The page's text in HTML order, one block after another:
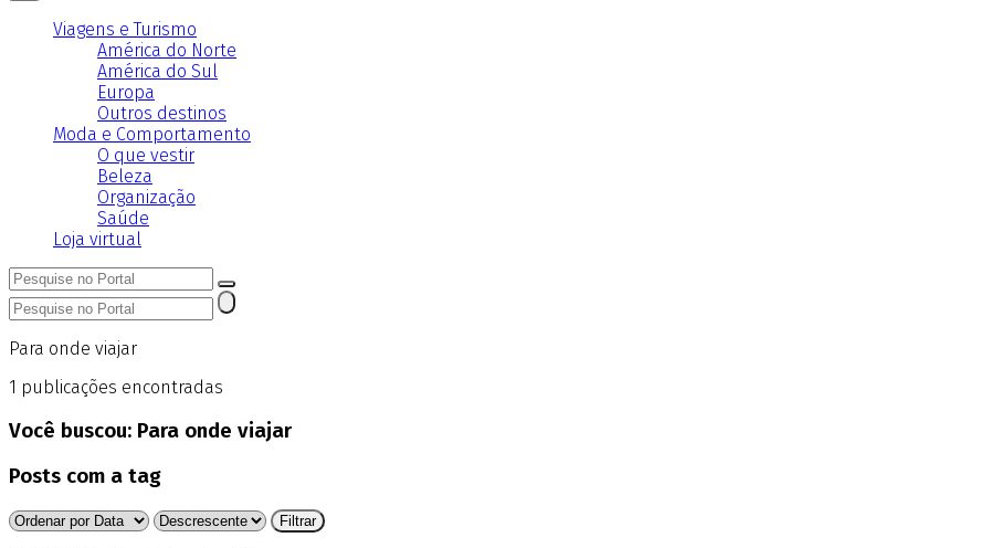
Viagens e Turismo
América do Norte
América do Sul
Europa
Outros destinos
Moda e Comportamento
O que vestir
Beleza
Organização
Saúde
Loja virtual
Para onde viajar
1 publicações encontradas
Você buscou: Para onde viajar
Posts com a tag